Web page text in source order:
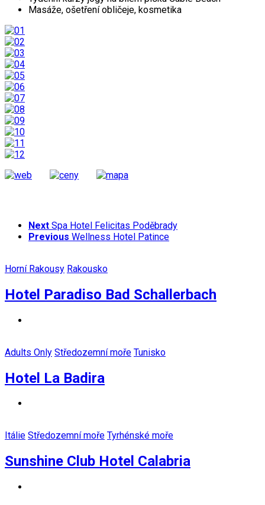
Masáže, ošetření obličeje, kosmetika
Next Spa Hotel Felicitas Poděbrady
Previous Wellness Hotel Patince
Horní Rakousy Rakousko
Hotel Paradiso Bad Schallerbach
Adults Only Středozemní moře Tunisko
Hotel La Badira
Itálie Středozemní moře Tyrhénské moře
Sunshine Club Hotel Calabria